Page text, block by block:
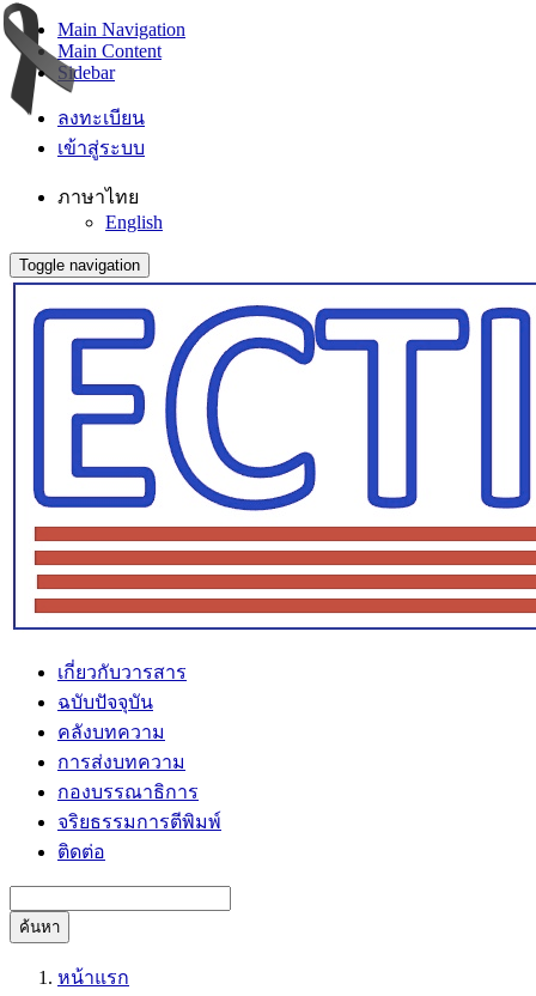
Main Navigation
Main Content
Sidebar
ลงทะเบียน
เข้าสู่ระบบ
ภาษาไทย
English
Toggle navigation
เกี่ยวกับวารสาร
ฉบับปัจจุบัน
คลังบทความ
การส่งบทความ
กองบรรณาธิการ
จริยธรรมการตีพิมพ์
ติดต่อ
ค้นหา
หน้าแรก